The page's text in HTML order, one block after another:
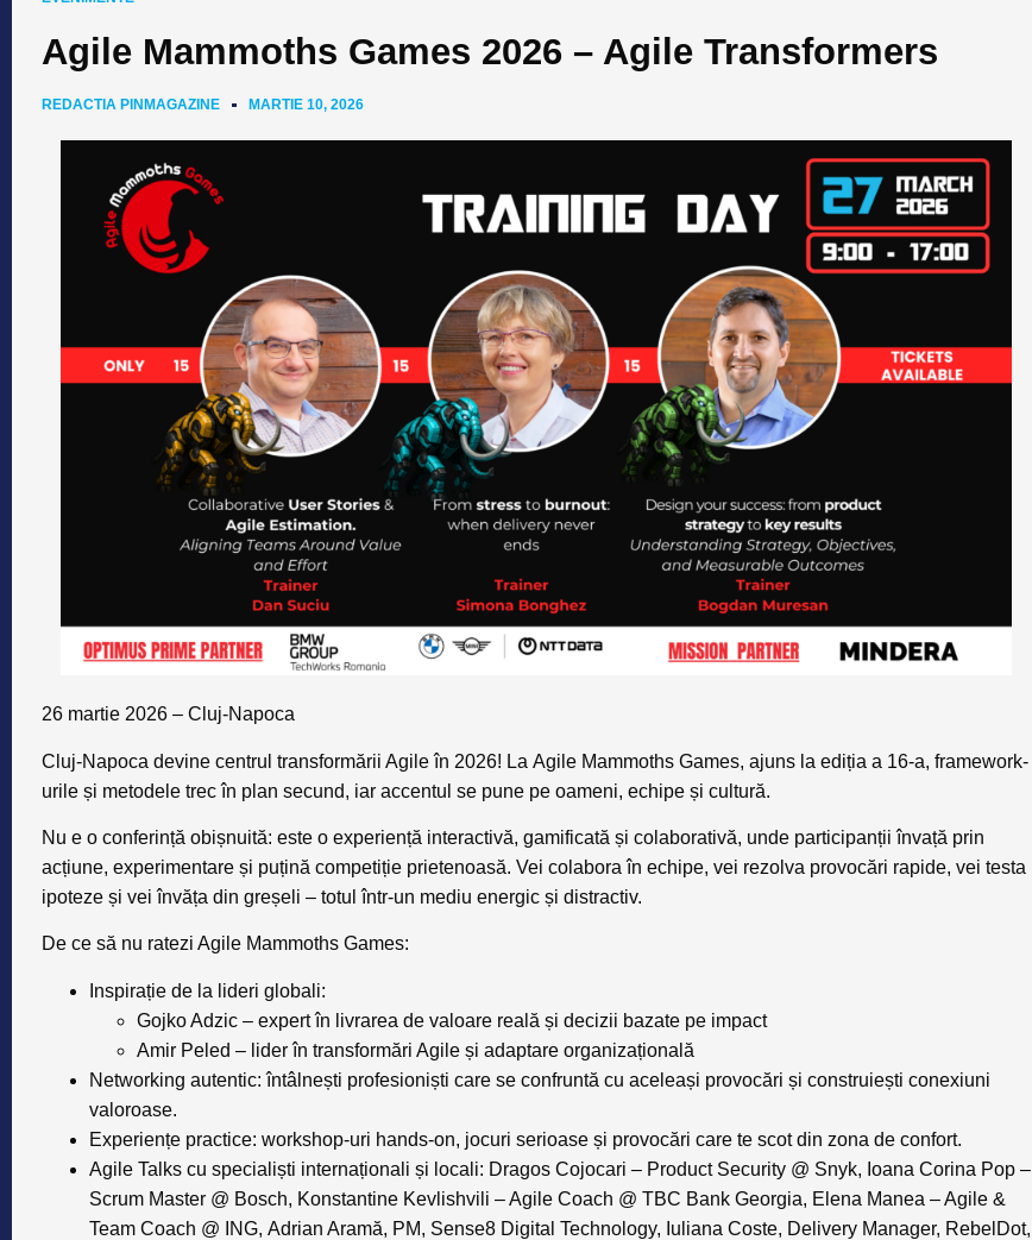
Agile Mammoths Games 2026 – Agile Transformers
REDACTIA PINMAGAZINE MARTIE 10, 2026
26 martie 2026 – Cluj-Napoca
Cluj-Napoca devine centrul transformării Agile în 2026! La Agile Mammoths Games, ajuns la ediția a 16-a, framework-
urile și metodele trec în plan secund, iar accentul se pune pe oameni, echipe și cultură.
Nu e o conferință obișnuită: este o experiență interactivă, gamificată și colaborativă, unde participanții învață prin
acțiune, experimentare și puțină competiție prietenoasă. Vei colabora în echipe, vei rezolva provocări rapide, vei testa
ipoteze și vei învăța din greșeli – totul într-un mediu energic și distractiv.
De ce să nu ratezi Agile Mammoths Games:
Inspirație de la lideri globali:
Gojko Adzic – expert în livrarea de valoare reală și decizii bazate pe impact
Amir Peled – lider în transformări Agile și adaptare organizațională
Networking autentic: întâlnești profesioniști care se confruntă cu aceleași provocări și construiești conexiuni
valoroase.
Experiențe practice: workshop-uri hands-on, jocuri serioase și provocări care te scot din zona de confort.
Agile Talks cu specialiști internaționali și locali: Dragos Cojocari – Product Security @ Snyk, Ioana Corina Pop –
Scrum Master @ Bosch, Konstantine Kevlishvili – Agile Coach @ TBC Bank Georgia, Elena Manea – Agile &
Team Coach @ ING, Adrian Aramă, PM, Sense8 Digital Technology, Iuliana Coste, Delivery Manager, RebelDot,